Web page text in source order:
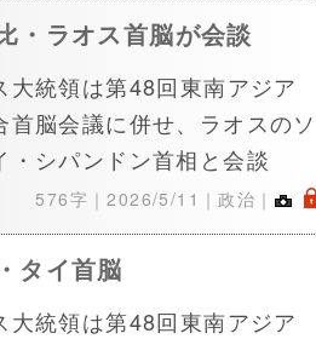
ラオス首脳が会談
大統領は第48回東南アジア
首脳会議に併せ、ラオスのソ
・シパンドン首相と会談
576字｜2026/5/11 ｜政治｜ .
タイ首脳
大統領は第48回東南アジア